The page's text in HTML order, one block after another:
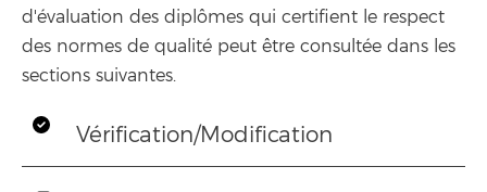
d'évaluation des diplômes qui certifient le respect
des normes de qualité peut être consultée dans les
sections suivantes.
Vérification/Modification